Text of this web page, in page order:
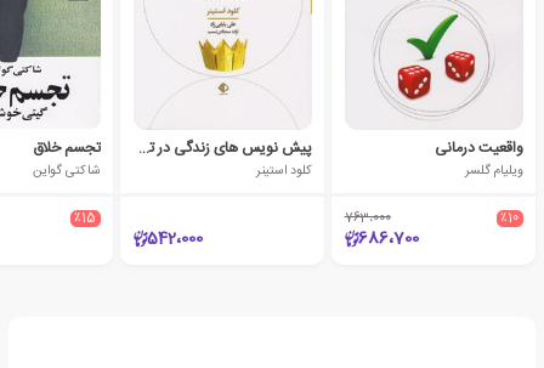
واقعیت درمانی
ویلیام گلسر
٪10 763،000
686،700
پیش نویس های زندگی در تحلیل رفتار متقابل
کلود استینر
542،000
تجسم خلاق
شاکتی گواین
٪15